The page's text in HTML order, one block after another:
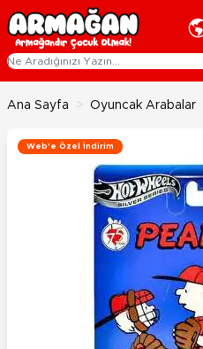
İçeriğe geç
Ana Sayfa > Oyuncak Arabalar
Web'e Özel İndirim